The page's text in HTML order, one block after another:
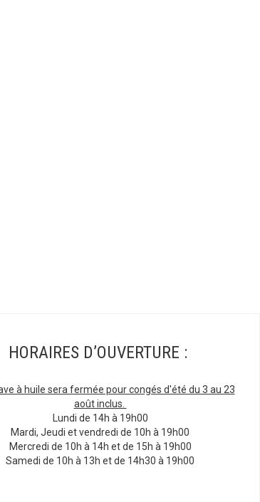
HORAIRES D’OUVERTURE :
à huile sera fermée pour congés d'été du 3 au 23
août inclus.
Lundi de 14h à 19h00
Mardi, Jeudi et vendredi de 10h à 19h00
Mercredi de 10h à 14h et de 15h à 19h00
Samedi de 10h à 13h et de 14h30 à 19h00